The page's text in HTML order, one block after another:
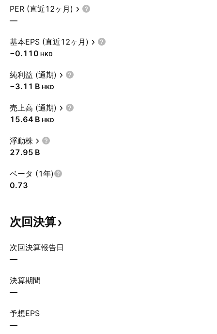
PER (直近12ヶ月)
—
基本EPS (直近12ヶ月)
−0.110 HKD
純利益 (通期)
‪−3.11 B‬ HKD
売上高 (通期)
‪15.64 B‬ HKD
浮動株
‪27.95 B‬
ベータ (1年)
0.73
次回決算
次回決算報告日
—
決算期間
—
予想EPS
—